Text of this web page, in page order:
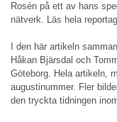
Rosén på ett av hans
nätverk. Läs hela
I den här artikeln
Håkan Bjärsdal och
Göteborg. Hela artikeln,
augustinummer. Fler
den tryckta tidningen